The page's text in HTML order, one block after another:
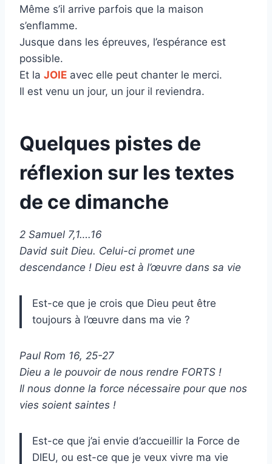
Même s’il arrive parfois que la maison
s’enflamme.
Jusque dans les épreuves, l’espérance est
possible.
Et la JOIE avec elle peut chanter le merci.
Il est venu un jour, un jour il reviendra.
Quelques pistes de
réflexion sur les textes
de ce dimanche
2 Samuel 7,1….16
David suit Dieu. Celui-ci promet une
descendance ! Dieu est à l’œuvre dans sa vie
Est-ce que je crois que Dieu peut être
toujours à l’œuvre dans ma vie ?
Paul Rom 16, 25-27
Dieu a le pouvoir de nous rendre FORTS !
Il nous donne la force nécessaire pour que nos
vies soient saintes !
Est-ce que j’ai envie d’accueillir la Force de
DIEU, ou est-ce que je veux vivre ma vie